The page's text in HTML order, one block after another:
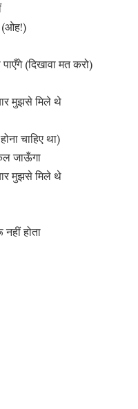
(ओह!)
(दिखावा मत करो)
मुझसे मिले थे
चाहिए था)
जाऊँगा
मुझसे मिले थे
होता